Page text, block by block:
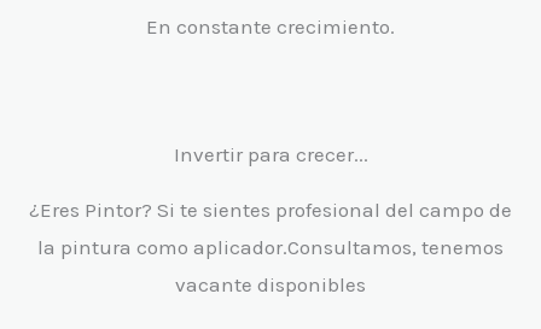
En constante crecimiento.
Invertir para crecer...
¿Eres Pintor? Si te sientes profesional del campo de
la pintura como aplicador.Consultamos, tenemos
vacante disponibles